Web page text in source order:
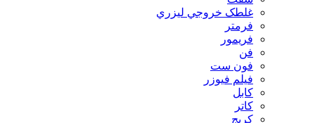
غلطک خروجي ليزري
فرمتر
فریمور
فن
فون ست
فیلم فیوزر
کابل
کاتر
کریج